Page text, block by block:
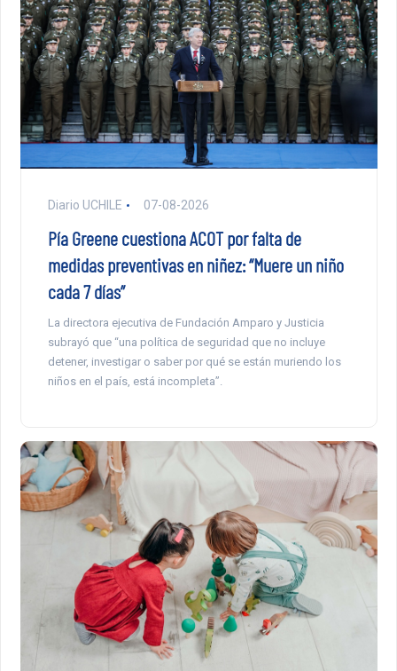
Diario UCHILE 07-08-2026
Pía Greene cuestiona ACOT por falta de
medidas preventivas en niñez: “Muere un niño
cada 7 días”
La directora ejecutiva de Fundación Amparo y Justicia
subrayó que “una política de seguridad que no incluye
detener, investigar o saber por qué se están muriendo los
niños en el país, está incompleta”.